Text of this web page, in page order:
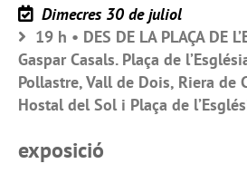
Dimecres 30 de juliol
19 h • DES DE LA PLAÇA DE
Gaspar Casals. Plaça de
Pollastre, Vall de Dois, Riera de
Hostal del Sol i Plaça de
exposició